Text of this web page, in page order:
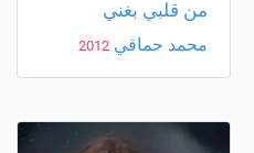
من قلبي بغني
محمد حماقي 2012